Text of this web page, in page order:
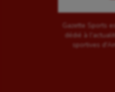
Gazette Sports
dédié à
sportives